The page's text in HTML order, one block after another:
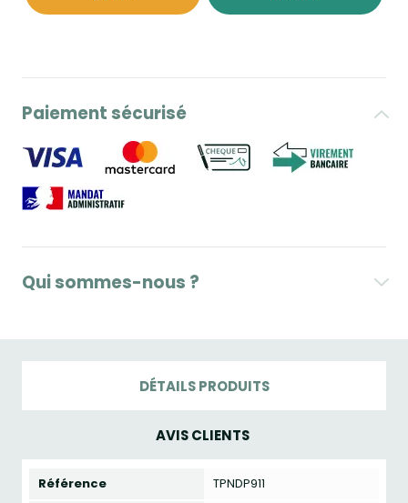
Paiement sécurisé
Qui sommes-nous ?
DÉTAILS PRODUITS
AVIS CLIENTS
Référence TPNDP911